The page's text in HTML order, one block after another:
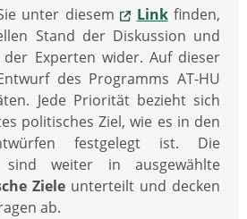
unter diesem
Linkfinden,
Stand der Diskussion und
Experten wider. Auf dieser
des Programms AT-HU
Jede Priorität bezieht sich
politisches Ziel, wie es in den
festgelegt ist. Die
sind weiter in ausgewählte
Ziele unterteilt und decken
ab.